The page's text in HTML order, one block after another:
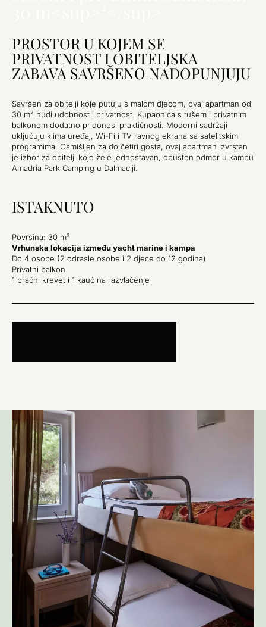
PROSTOR U KOJEM SE
PRIVATNOST I OBITELJSKA
ZABAVA SAVRŠENO NADOPUNJUJU
Savršen za obitelji koje putuju s malom djecom, ovaj apartman od
30 m² nudi udobnost i privatnost. Kupaonica s tušem i privatnim
balkonom dodatno pridonosi praktičnosti. Moderni sadržaji
uključuju klima uređaj, Wi-Fi i TV ravnog ekrana sa satelitskim
programima. Osmišljen za do četiri gosta, ovaj apartman izvrstan
je izbor za obitelji koje žele jednostavan, opušten odmor u kampu
Amadria Park Camping u Dalmaciji.
ISTAKNUTO
Površina: 30 m²
Vrhunska lokacija između yacht marine i kampa
Do 4 osobe (2 odrasle osobe i 2 djece do 12 godina)
Privatni balkon
1 bračni krevet i 1 kauč na razvlačenje